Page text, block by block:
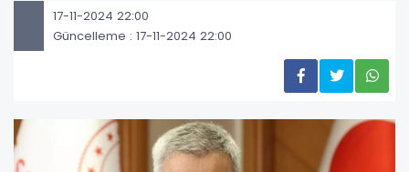
17-11-2024 22:00
Güncelleme : 17-11-2024 22:00